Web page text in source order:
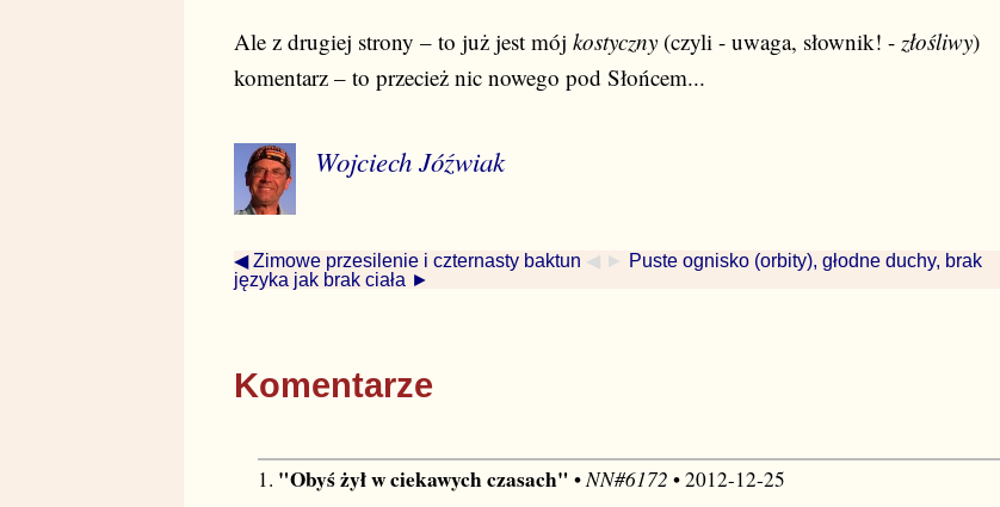
Ale z drugiej strony – to już jest mój kostyczny (czyli - uwaga, słownik! - złośliwy)
komentarz – to przecież nic nowego pod Słońcem...
Wojciech Jóźwiak
◀ Zimowe przesilenie i czternasty baktun ◀ ► Puste ognisko (orbity), głodne duchy, brak
języka jak brak ciała ►
Komentarze
1. "Obyś żył w ciekawych czasach" •NN#6172 • 2012-12-25